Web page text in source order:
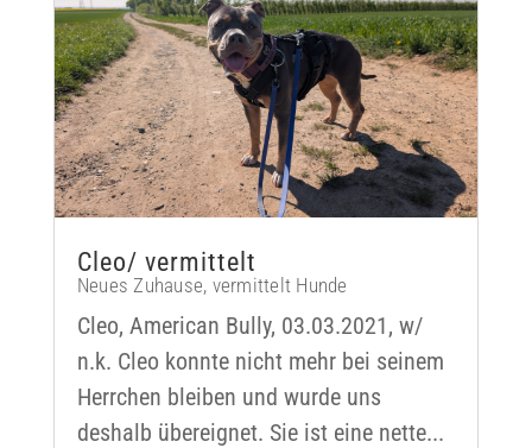
Cleo/ vermittelt
Neues Zuhause, vermittelt Hunde
Cleo, American Bully, 03.03.2021, w/
n.k. Cleo konnte nicht mehr bei seinem
Herrchen bleiben und wurde uns
deshalb übereignet. Sie ist eine nette...